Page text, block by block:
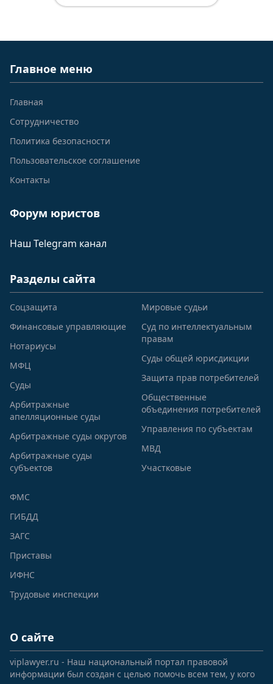
Главное меню
Главная
Сотрудничество
Политика безопасности
Пользовательское соглашение
Контакты
Форум юристов
Наш Telegram канал
Разделы сайта
Соцзащита
Финансовые управляющие
Нотариусы
МФЦ
Суды
Арбитражные
апелляционные суды
Арбитражные суды округов
Арбитражные суды
субъектов
Мировые судьи
Суд по интеллектуальным
правам
Суды общей юрисдикции
Защита прав потребителей
Общественные
объединения потребителей
Управления по субъектам
МВД
Участковые
ФМС
ГИБДД
ЗАГС
Приставы
ИФНС
Трудовые инспекции
О сайте
viplawyer.ru - Наш национальный портал правовой
информации был создан с целью помочь всем тем, у кого